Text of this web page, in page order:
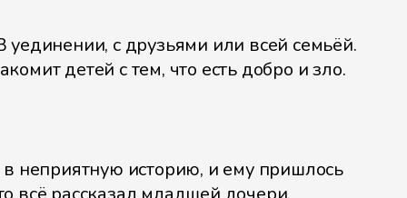
с друзьями или всей семьёй.
детей с тем, что есть добро и зло.
неприятную историю, и ему пришлось